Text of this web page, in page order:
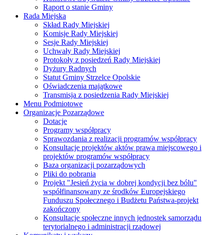
Raport o stanie Gminy
Rada Miejska
Skład Rady Miejskiej
Komisje Rady Miejskiej
Sesje Rady Miejskiej
Uchwały Rady Miejskiej
Protokoły z posiedzeń Rady Miejskiej
Dyżury Radnych
Statut Gminy Strzelce Opolskie
Oświadczenia majątkowe
Transmisja z posiedzenia Rady Miejskiej
Menu Podmiotowe
Organizacje Pozarządowe
Dotacje
Programy współpracy
Sprawozdania z realizacji programów współpracy
Konsultacje projektów aktów prawa miejscowego i
projektów programów współpracy
Baza organizacji pozarządowych
Pliki do pobrania
Projekt "Jesień życia w dobrej kondycji bez bólu"
współfinansowany ze środków Europejskiego
Funduszu Społecznego i Budżetu Państwa-projekt
zakończony
Konsultacje społeczne innych jednostek samorządu
terytorialnego i administracji rządowej